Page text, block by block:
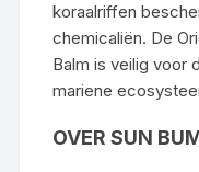
koraalriffen
chemicaliën. De
Balm is veilig voor
mariene
OVER SUN